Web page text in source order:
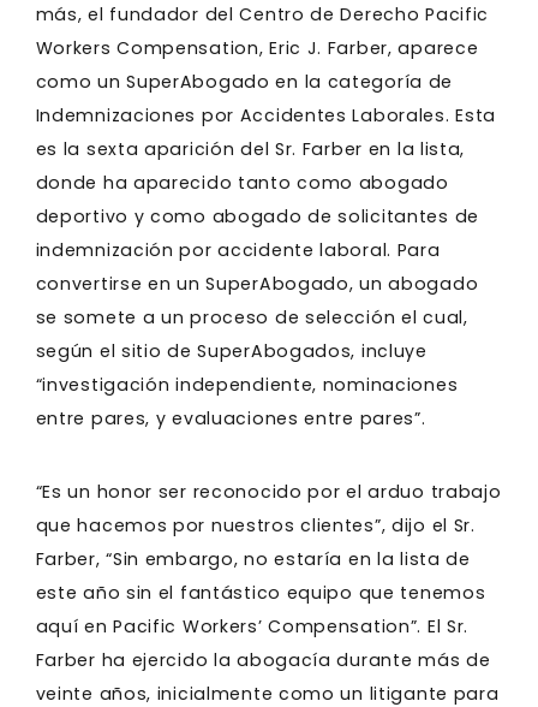
más, el fundador del Centro de Derecho Pacific
Workers Compensation, Eric J. Farber, aparece
como un SuperAbogado en la categoría de
Indemnizaciones por Accidentes Laborales. Esta
es la sexta aparición del Sr. Farber en la lista,
donde ha aparecido tanto como abogado
deportivo y como abogado de solicitantes de
indemnización por accidente laboral. Para
convertirse en un SuperAbogado, un abogado
se somete a un proceso de selección el cual,
según el sitio de SuperAbogados, incluye
“investigación independiente, nominaciones
entre pares, y evaluaciones entre pares”.
“Es un honor ser reconocido por el arduo trabajo
que hacemos por nuestros clientes”, dijo el Sr.
Farber, “Sin embargo, no estaría en la lista de
este año sin el fantástico equipo que tenemos
aquí en Pacific Workers’ Compensation”. El Sr.
Farber ha ejercido la abogacía durante más de
veinte años, inicialmente como un litigante para